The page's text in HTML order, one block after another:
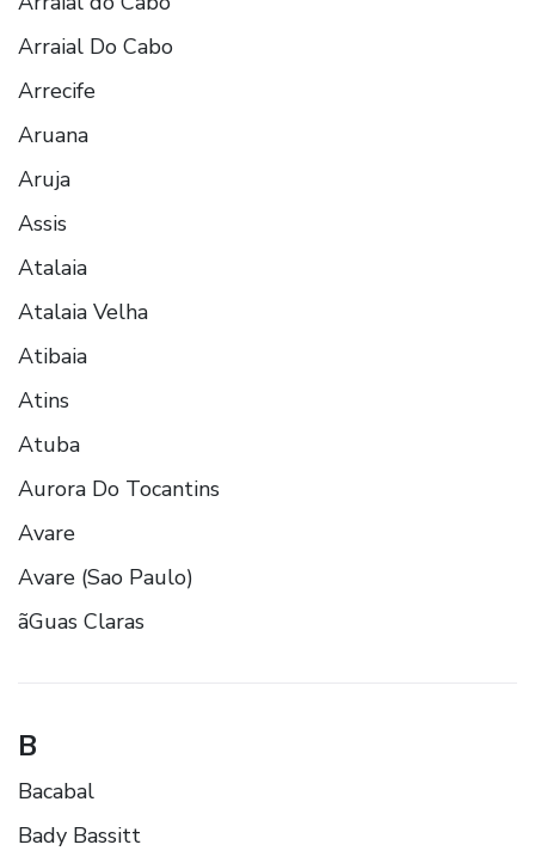
Arraial Do Cabo
Arrecife
Aruana
Aruja
Assis
Atalaia
Atalaia Velha
Atibaia
Atins
Atuba
Aurora Do Tocantins
Avare
Avare (Sao Paulo)
ãGuas Claras
B
Bacabal
Bady Bassitt